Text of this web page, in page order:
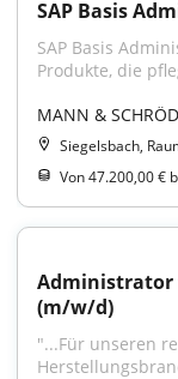
SAP Basis
SAP Basis
Produkte, die
MANN &
Siegelsbach,
Von 47.200,00 €
Administrator
(m/w/d)
"...Für unseren